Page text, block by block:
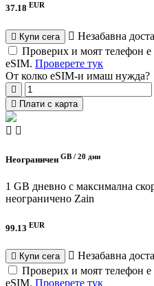
37.18 EUR
Купи сега
Незабавна
Проверих и моят телефон е
eSIM. Проверете тук
От колко eSIM-и имаш нужда?
Плати с карта
Неограничен GB / 20 дни
1 GB дневно с максимална
неограничено Zain
99.13 EUR
Купи сега
Незабавна
Проверих и моят телефон е
eSIM. Проверете тук